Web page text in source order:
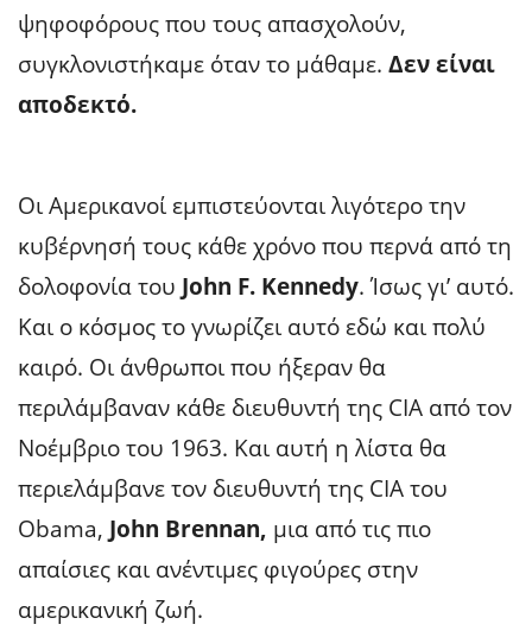
ψηφοφόρους που τους απασχολούν,
συγκλονιστήκαμε όταν το μάθαμε. Δεν είναι
αποδεκτό.
Οι Αμερικανοί εμπιστεύονται λιγότερο την
κυβέρνησή τους κάθε χρόνο που περνά από τη
δολοφονία του John F. Kennedy. Ίσως γι’ αυτό.
Και ο κόσμος το γνωρίζει αυτό εδώ και πολύ
καιρό. Οι άνθρωποι που ήξεραν θα
περιλάμβαναν κάθε διευθυντή της CIA από τον
Νοέμβριο του 1963. Και αυτή η λίστα θα
περιελάμβανε τον διευθυντή της CIA του
Obama, John Brennan, μια από τις πιο
απαίσιες και ανέντιμες φιγούρες στην
αμερικανική ζωή.